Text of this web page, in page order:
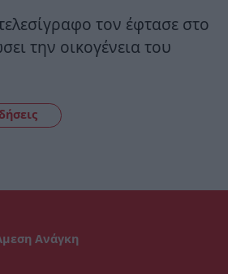
τον έφτασε στο
την οικογένεια του
Ανάγκη